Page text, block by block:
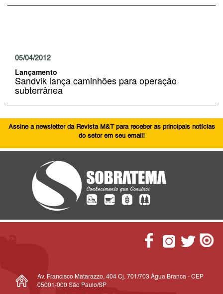
05/04/2012
Lançamento
Sandvik lança caminhões para operação
subterrânea
Assine a newsletter da Revista M&T para receber as principais notícias
do setor em seu email!
Av. Francisco Matarazzo, 404 Cj. 701/703 Água Branca - CEP
05001-000 São Paulo/SP